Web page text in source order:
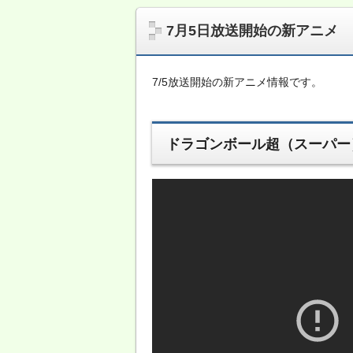
7月5日放送開始の新アニメ
7/5放送開始の新アニメ情報です。
ドラゴンボール超（スーパ